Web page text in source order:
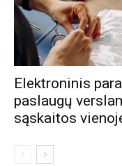
Elektroninis
paslaugų
sąskaitos